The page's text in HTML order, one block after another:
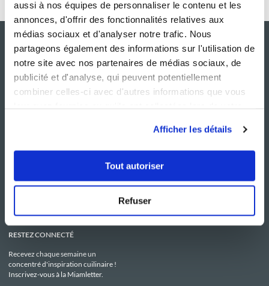
aussi à nos équipes de personnaliser le contenu et les
annonces, d'offrir des fonctionnalités relatives aux
médias sociaux et d'analyser notre trafic. Nous
partageons également des informations sur l'utilisation de
notre site avec nos partenaires de médias sociaux, de
publicité et d'analyse, qui peuvent potentiellement
combiner celles-ci avec d'autres informations que vous
Afficher les détails
Tout autoriser
Refuser
Le Mag'
Boutique
C.G.U
Politique de confidentialité
Utilisation des Cookies
RESTEZ CONNECTÉ
Recevez chaque semaine un
concentré d'inspiration cuilinaire !
Inscrivez-vous à la Miamletter.